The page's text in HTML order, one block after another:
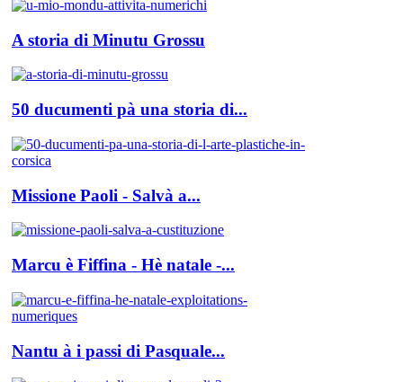
A storia di Minutu Grossu
50 ducumenti pà una storia di...
Missione Paoli - Salvà a...
Marcu è Fiffina - Hè natale -...
Nantu à i passi di Pasquale...